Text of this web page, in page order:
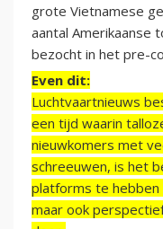
grote Vietnamese
aantal Amerikaanse
bezocht in het pre-
Even dit:
Luchtvaartnieuws
een tijd waarin
nieuwkomers met
schreeuwen, is het
platforms te hebben
maar ook